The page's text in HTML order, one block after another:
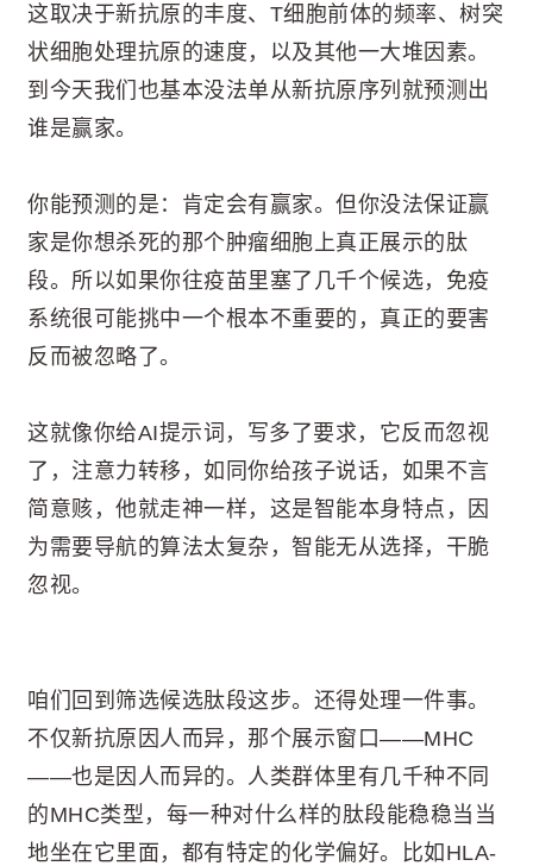
这取决于新抗原的丰度、T细胞前体的频率、树突
状细胞处理抗原的速度，以及其他一大堆因素。
到今天我们也基本没法单从新抗原序列就预测出
谁是赢家。
你能预测的是：肯定会有赢家。但你没法保证赢
家是你想杀死的那个肿瘤细胞上真正展示的肽
段。所以如果你往疫苗里塞了几千个候选，免疫
系统很可能挑中一个根本不重要的，真正的要害
反而被忽略了。
这就像你给AI提示词，写多了要求，它反而忽视
了，注意力转移，如同你给孩子说话，如果不言
简意赅，他就走神一样，这是智能本身特点，因
为需要导航的算法太复杂，智能无从选择，干脆
忽视。
咱们回到筛选候选肽段这步。还得处理一件事。
不仅新抗原因人而异，那个展示窗口——MHC
——也是因人而异的。人类群体里有几千种不同
的MHC类型，每一种对什么样的肽段能稳稳当当
地坐在它里面，都有特定的化学偏好。比如HLA-